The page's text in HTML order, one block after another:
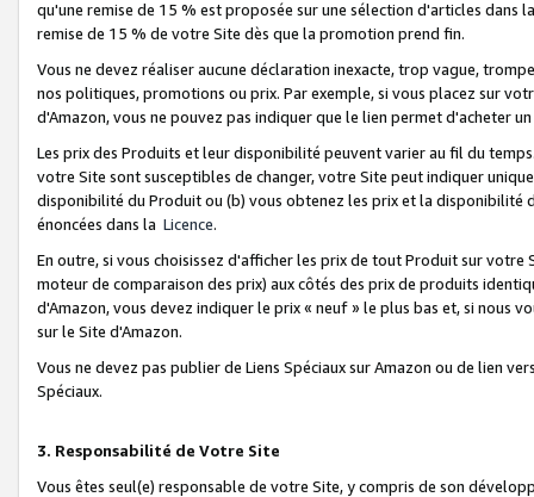
qu'une remise de 15 % est proposée sur une sélection d'articles
remise de 15 % de votre Site dès que la promotion prend fin.
Vous ne devez réaliser aucune déclaration inexacte, trop vague,
nos politiques, promotions ou prix. Par exemple, si vous placez sur
d'Amazon, vous ne pouvez pas indiquer que le lien permet d'acheter
Les prix des Produits et leur disponibilité peuvent varier au fil du
votre Site sont susceptibles de changer, votre Site peut indiquer
disponibilité du Produit ou (b) vous obtenez les prix et la disponibilité
énoncées dans la Licence.
En outre, si vous choisissez d'afficher les prix de tout Produit sur
moteur de comparaison des prix) aux côtés des prix de produits
d'Amazon, vous devez indiquer le prix « neuf » le plus bas et, si nous
sur le Site d'Amazon.
Vous ne devez pas publier de Liens Spéciaux sur Amazon ou de lien
Spéciaux.
3. Responsabilité de Votre Site
Vous êtes seul(e) responsable de votre Site, y compris de son